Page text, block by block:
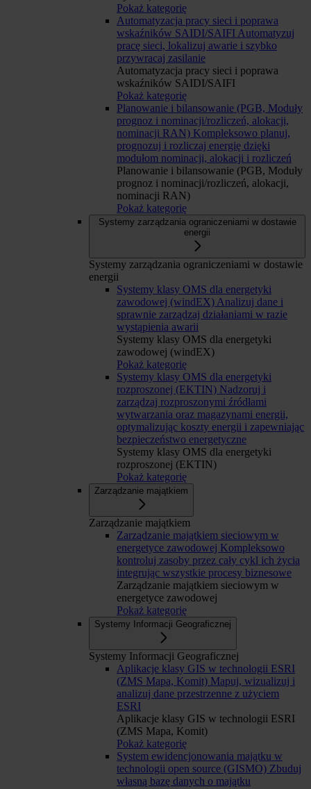
Pokaż kategorię
Automatyzacja pracy sieci i poprawa
wskaźników SAIDI/SAIFI Automatyzuj
pracę sieci, lokalizuj awarie i szybko
przywracaj zasilanie
Automatyzacja pracy sieci i poprawa
wskaźników SAIDI/SAIFI
Pokaż kategorię
Planowanie i bilansowanie (PGB, Moduły
prognoz i nominacji/rozliczeń, alokacji,
nominacji RAN) Kompleksowo planuj,
prognozuj i rozliczaj energię dzięki
modułom nominacji, alokacji i rozliczeń
Planowanie i bilansowanie (PGB, Moduły
prognoz i nominacji/rozliczeń, alokacji,
nominacji RAN)
Pokaż kategorię
Systemy zarządzania ograniczeniami w dostawie
energii
Systemy zarządzania ograniczeniami w dostawie
energii
Systemy klasy OMS dla energetyki
zawodowej (windEX) Analizuj dane i
sprawnie zarządzaj działaniami w razie
wystąpienia awarii
Systemy klasy OMS dla energetyki
zawodowej (windEX)
Pokaż kategorię
Systemy klasy OMS dla energetyki
rozproszonej (EKTIN) Nadzoruj i
zarządzaj rozproszonymi źródłami
wytwarzania oraz magazynami energii,
optymalizując koszty energii i zapewniając
bezpieczeństwo energetyczne
Systemy klasy OMS dla energetyki
rozproszonej (EKTIN)
Pokaż kategorię
Zarządzanie majątkiem
Zarządzanie majątkiem
Zarządzanie majątkiem sieciowym w
energetyce zawodowej Kompleksowo
kontroluj zasoby przez cały cykl ich życia
integrując wszystkie procesy biznesowe
Zarządzanie majątkiem sieciowym w
energetyce zawodowej
Pokaż kategorię
Systemy Informacji Geograficznej
Systemy Informacji Geograficznej
Aplikacje klasy GIS w technologii ESRI
(ZMS Mapa, Komit) Mapuj, wizualizuj i
analizuj dane przestrzenne z użyciem
ESRI
Aplikacje klasy GIS w technologii ESRI
(ZMS Mapa, Komit)
Pokaż kategorię
System ewidencjonowania majątku w
technologii open source (GISMO) Zbuduj
własną bazę danych o majątku